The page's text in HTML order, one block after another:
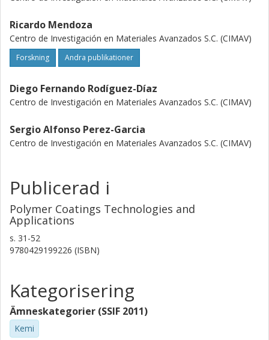
Ricardo Mendoza
Centro de Investigación en Materiales Avanzados S.C. (CIMAV)
Forskning Andra publikationer
Diego Fernando Rodíguez-Díaz
Centro de Investigación en Materiales Avanzados S.C. (CIMAV)
Sergio Alfonso Perez-Garcia
Centro de Investigación en Materiales Avanzados S.C. (CIMAV)
Publicerad i
Polymer Coatings Technologies and
Applications
s. 31-52
9780429199226 (ISBN)
Kategorisering
Ämneskategorier (SSIF 2011)
Kemi